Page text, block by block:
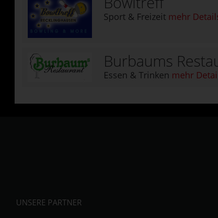
Sport & Freizeit mehr
Burbaums
Essen & Trinken mehr
UNSERE PARTNER